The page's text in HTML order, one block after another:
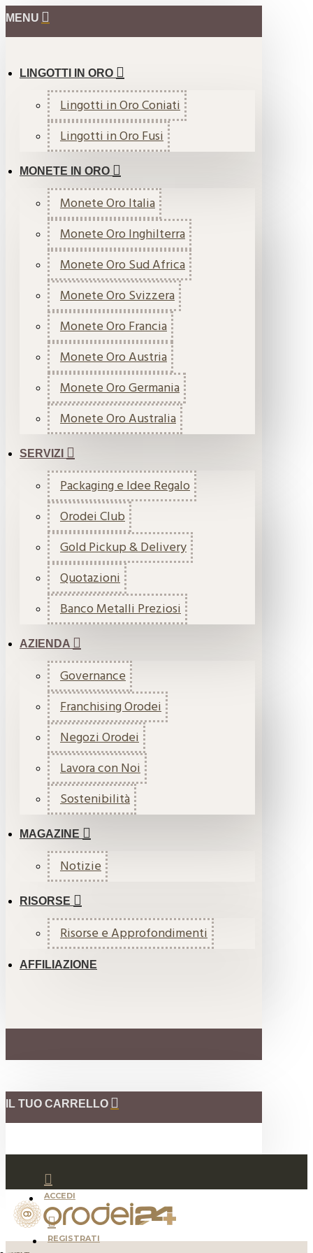
MENU
LINGOTTI IN ORO
Lingotti in Oro Coniati
Lingotti in Oro Fusi
MONETE IN ORO
Monete Oro Italia
Monete Oro Inghilterra
Monete Oro Sud Africa
Monete Oro Svizzera
Monete Oro Francia
Monete Oro Austria
Monete Oro Germania
Monete Oro Australia
SERVIZI
Packaging e Idee Regalo
Orodei Club
Gold Pickup & Delivery
Quotazioni
Banco Metalli Preziosi
AZIENDA
Governance
Franchising Orodei
Negozi Orodei
Lavora con Noi
Sostenibilità
MAGAZINE
Notizie
RISORSE
Risorse e Approfondimenti
AFFILIAZIONE
IL TUO CARRELLO
ACCEDI
REGISTRATI